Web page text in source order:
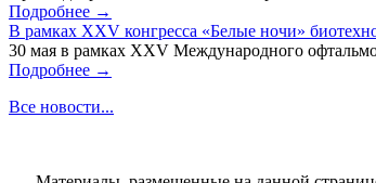
Подробнее →
В рамках XXV конгресса «Белые ночи»
30 мая в рамках XXV Международного
Подробнее →
Все новости...